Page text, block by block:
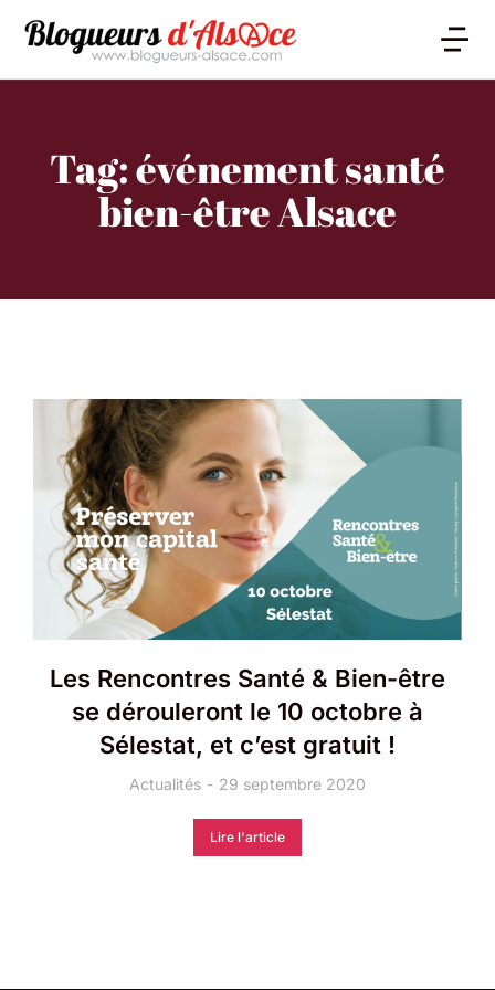
Tag: événement santé
bien-être Alsace
Les Rencontres Santé & Bien-être
se dérouleront le 10 octobre à
Sélestat, et c’est gratuit !
Actualités 29 septembre 2020
Lire l'article